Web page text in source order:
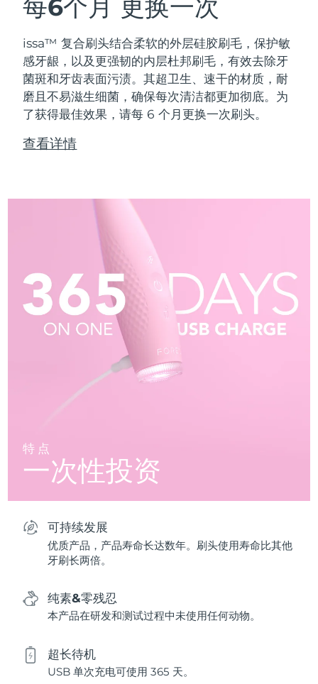
每6个月 更换一次
issa™ 复合刷头结合柔软的外层硅胶刷毛，保护敏
感牙龈，以及更强韧的内层杜邦刷毛，有效去除牙
菌斑和牙齿表面污渍。其超卫生、速干的材质，耐
磨且不易滋生细菌，确保每次清洁都更加彻底。为
了获得最佳效果，请每 6 个月更换一次刷头。
查看详情
特点
一次性投资
可持续发展
优质产品，产品寿命长达数年。刷头使用寿命比其他
牙刷长两倍。
纯素&零残忍
本产品在研发和测试过程中未使用任何动物。
超长待机
USB 单次充电可使用 365 天。